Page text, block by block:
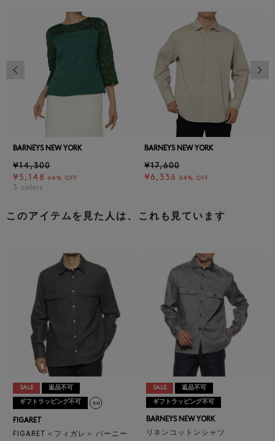
BARNEYS NEW YORK
¥14,300
¥5,148
64% OFF
3 colors
BARNEYS NEW YORK
¥17,600
¥6,336
64% OFF
前の画像
このアイテムを見た人は、これも見ています
SALE 返品不可
ギフトラッピング不可
FIGARET
FIGARET＜フィガレ＞ バーニー
SALE 返品不可
ギフトラッピング不可
BARNEYS NEW YORK
リネンコットンシャツ